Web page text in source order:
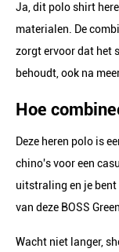
Ja, dit polo shirt
materialen. De
zorgt ervoor dat het
behoudt, ook na
Hoe
Deze heren polo is
chino's voor een
uitstraling en je
van deze BOSS
Wacht niet langer,